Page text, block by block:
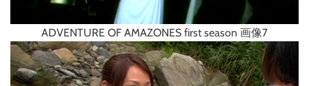
ADVENTURE OF AMAZONES first season 画像7